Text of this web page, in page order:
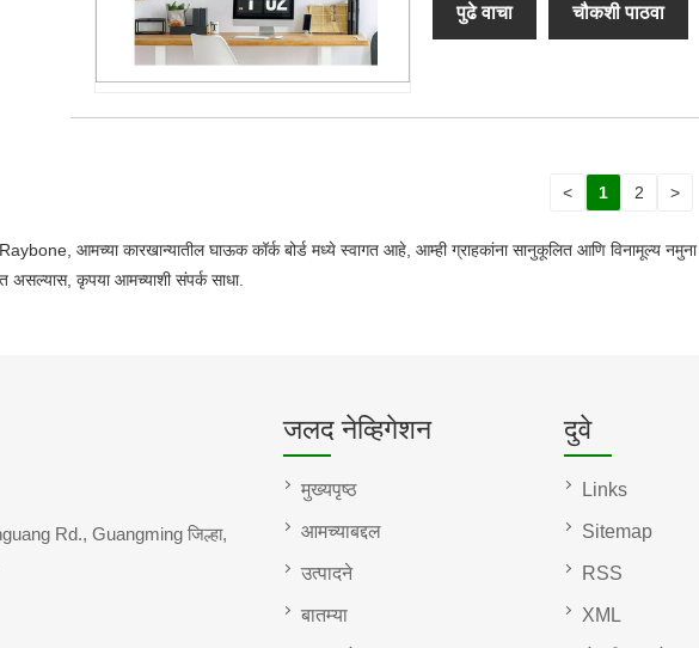
पुढे वाचा चौकशी पाठवा
< 1 2 >
Raybone, आमच्या कारखान्यातील घाऊक कॉर्क बोर्ड मध्ये स्वागत आहे, आम्ही ग्राहकांना सानुकूलित आणि विनामूल्य
कृपया आमच्याशी संपर्क साधा.
Rd., Guangming जिल्हा,
जलद नेव्हिगेशन
मुख्यपृष्ठ
आमच्याबद्दल
उत्पादने
बातम्या
दुवे
Links
Sitemap
RSS
XML